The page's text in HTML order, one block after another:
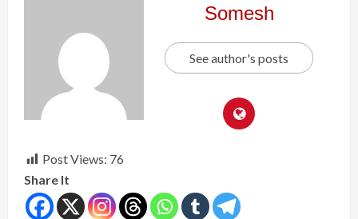
Somesh
See author's posts
Post Views: 76
Share It